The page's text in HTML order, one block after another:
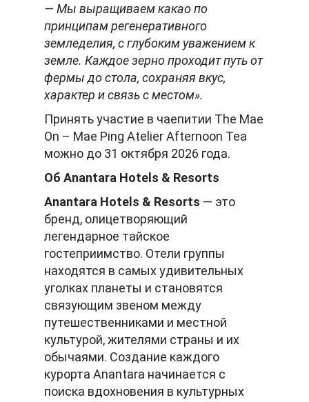
— Мы выращиваем какао по
принципам регенеративного
земледелия, с глубоким уважением к
земле. Каждое зерно проходит путь от
фермы до стола, сохраняя вкус,
характер и связь с местом».
Принять участие в чаепитии The Mae
On – Mae Ping Atelier Afternoon Tea
можно до 31 октября 2026 года.
Об Anantara Hotels & Resorts
Anantara Hotels & Resorts — это
бренд, олицетворяющий
легендарное тайское
гостеприимство. Отели группы
находятся в самых удивительных
уголках планеты и становятся
связующим звеном между
путешественниками и местной
культурой, жителями страны и их
обычаями. Создание каждого
курорта Anantara начинается с
поиска вдохновения в культурных